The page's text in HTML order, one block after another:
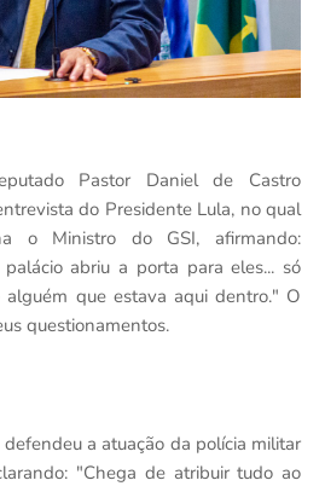
Pastor Daniel de Castro
do Presidente Lula, no qual
o Ministro do GSI, afirmando:
abriu a porta para eles... só
que estava aqui dentro." O
questionamentos.
a atuação da polícia militar
"Chega de atribuir tudo ao